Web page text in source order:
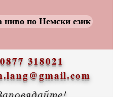
ниво по Немски език
0877 318021